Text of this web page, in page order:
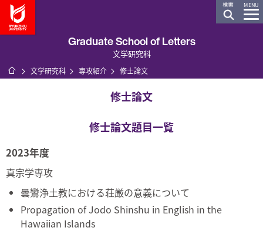
MENU
Graduate School of Letters
文学研究科
ホーム
文学研究科 専攻紹介 修士論文
修士論文
修士論文題目一覧
2023年度
真宗学専攻
曇鸞浄土教における荘厳の意義について
Propagation of Jodo Shinshu in English in the
Hawaiian Islands